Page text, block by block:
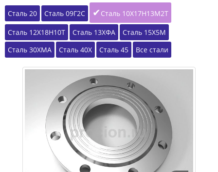
Сталь 20
Сталь 09Г2С Сталь 10Х17Н13М2Т
Сталь 12Х18Н10Т Сталь 13ХФА
Сталь 15Х5М
Сталь 30ХМА
Сталь 40Х Сталь 45 Все стали